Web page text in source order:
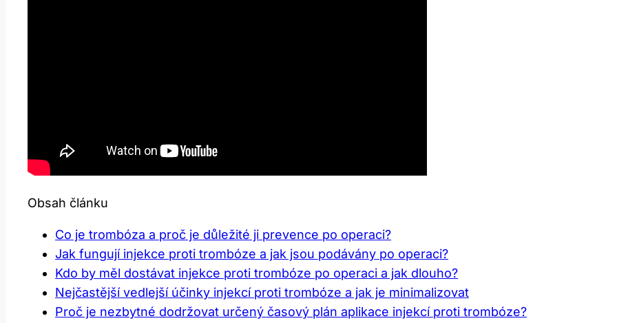
Obsah článku
Co je trombóza a proč je důležité ji prevence po operaci?
Jak fungují injekce proti trombóze a jak jsou podávány po operaci?
Kdo by měl dostávat injekce proti trombóze po operaci a jak dlouho?
Nejčastější vedlejší účinky injekcí proti trombóze a jak je minimalizovat
Proč je nezbytné dodržovat určený časový plán aplikace injekcí proti trombóze?